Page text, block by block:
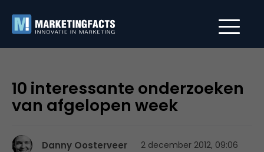
10 interessante onderzoeken
van afgelopen week
Danny Oosterveer 2 december 2012, 09:06